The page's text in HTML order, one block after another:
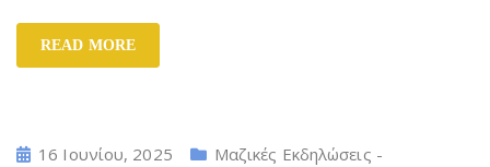
READ MORE
16 Ιουνίου, 2025
Μαζικές Εκδηλώσεις -